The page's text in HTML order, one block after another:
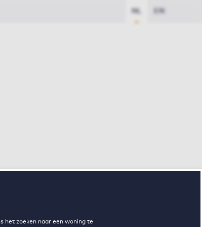
het zoeken naar een woning te
NL EN